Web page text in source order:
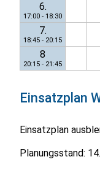
6.
17:00 - 18:30
7.
18:45 - 20:15
8
20:15 - 21:45
Einsatzplan
Einsatzplan
Planungsstand: